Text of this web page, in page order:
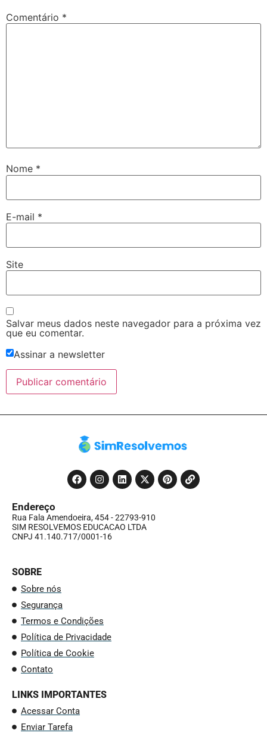
Comentário *
Nome *
E-mail *
Site
Salvar meus dados neste navegador para a próxima vez
que eu comentar.
Assinar a newsletter
Endereço
Rua Fala Amendoeira, 454 - 22793-910
SIM RESOLVEMOS EDUCACAO LTDA
CNPJ 41.140.717/0001-16
SOBRE
Sobre nós
Segurança
Termos e Condições
Política de Privacidade
Política de Cookie
Contato
LINKS IMPORTANTES
Acessar Conta
Enviar Tarefa